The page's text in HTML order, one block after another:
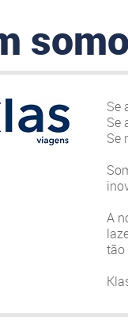
Se
Se
Se
A
tão